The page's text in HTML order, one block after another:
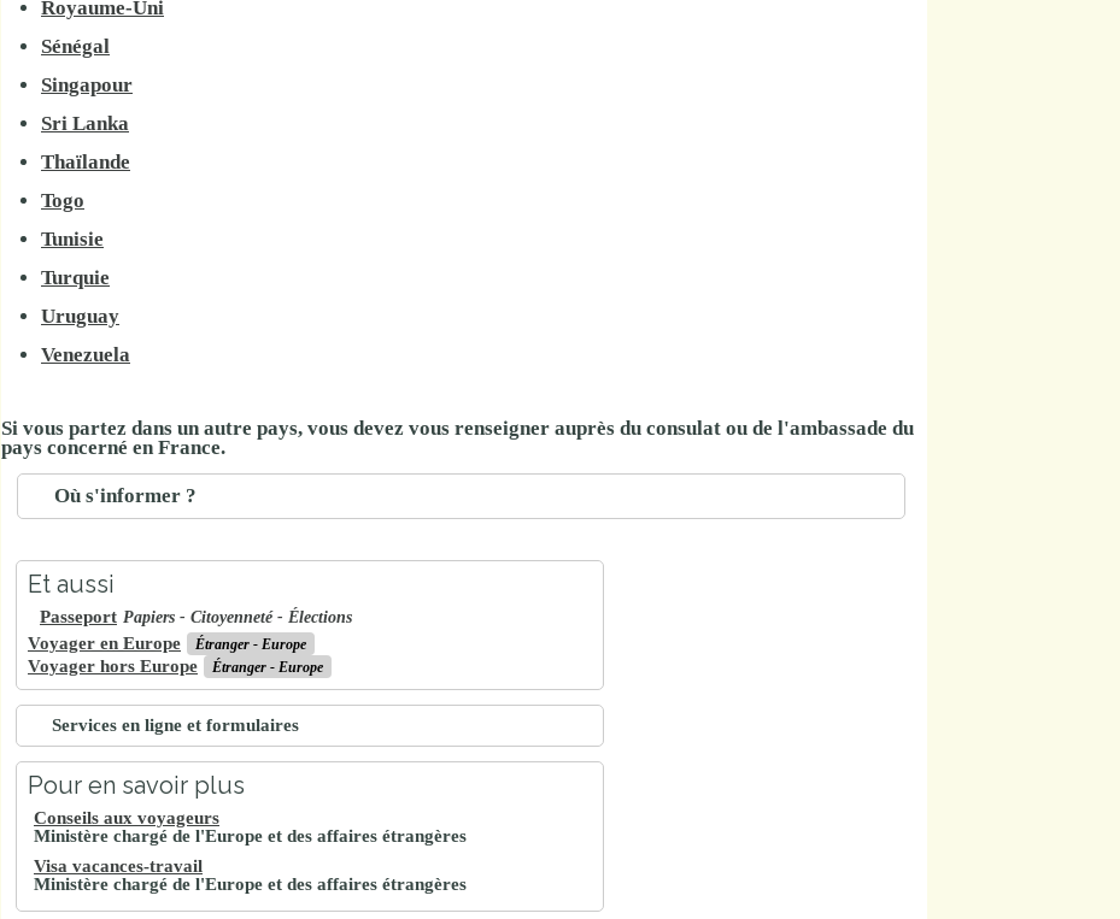
Royaume-Uni
Sénégal
Singapour
Sri Lanka
Thaïlande
Togo
Tunisie
Turquie
Uruguay
Venezuela
Si vous partez dans un autre pays, vous devez vous renseigner auprès du consulat ou de l'ambassade du
pays concerné en France.
Où s'informer ?
Et aussi
Passeport Papiers - Citoyenneté - Élections
Voyager en Europe Étranger - Europe
Voyager hors Europe Étranger - Europe
Services en ligne et formulaires
Pour en savoir plus
Conseils aux voyageurs
Ministère chargé de l'Europe et des affaires étrangères
Visa vacances-travail
Ministère chargé de l'Europe et des affaires étrangères